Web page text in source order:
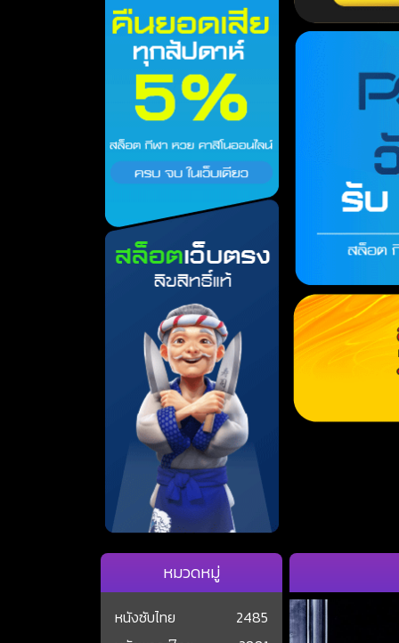
หมวดหมู่
หนังซับไทย
2485